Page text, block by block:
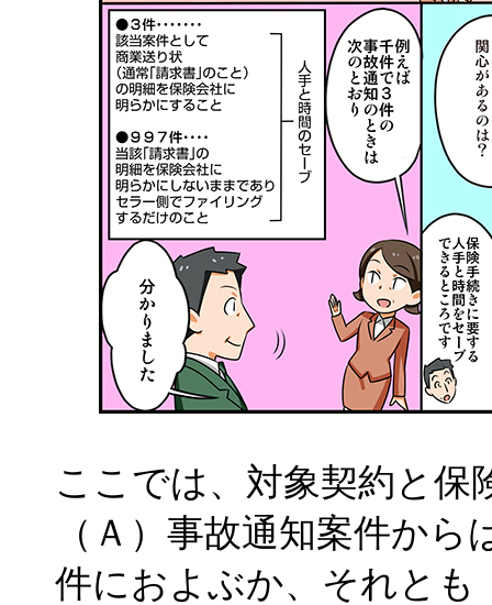
ここでは、対象契約と保
（Ａ）事故通知案件か
件におよぶか、それとも